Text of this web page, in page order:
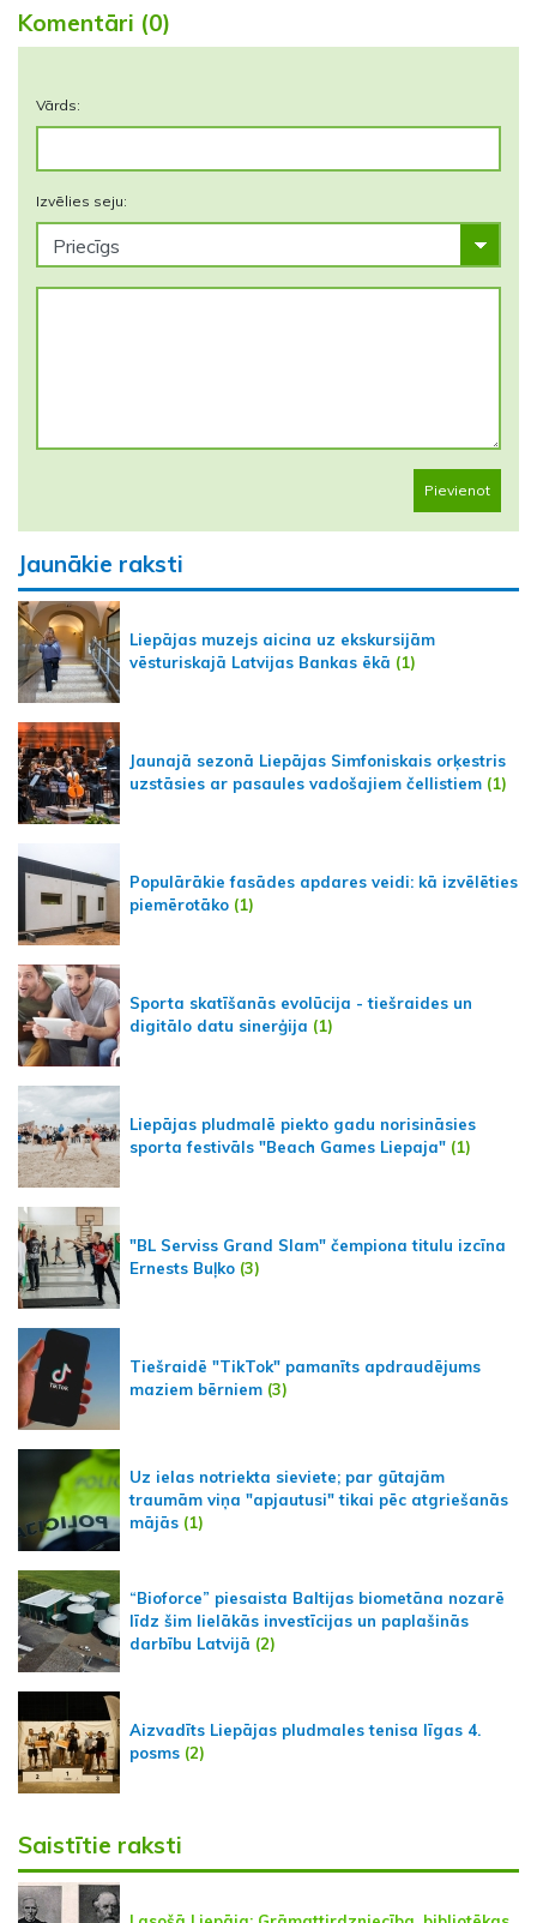
Komentāri (0)
Vārds:
Izvēlies seju:
Pievienot
Jaunākie raksti
Liepājas muzejs aicina uz ekskursijām
vēsturiskajā Latvijas Bankas ēkā (1)
Jaunajā sezonā Liepājas Simfoniskais orķestris
uzstāsies ar pasaules vadošajiem čellistiem (1)
Populārākie fasādes apdares veidi: kā izvēlēties
piemērotāko (1)
Sporta skatīšanās evolūcija - tiešraides un
digitālo datu sinerģija (1)
Liepājas pludmalē piekto gadu norisināsies
sporta festivāls "Beach Games Liepaja" (1)
"BL Serviss Grand Slam" čempiona titulu izcīna
Ernests Buļko (3)
Tiešraidē "TikTok" pamanīts apdraudējums
maziem bērniem (3)
Uz ielas notriekta sieviete; par gūtajām
traumām viņa "apjautusi" tikai pēc atgriešanās
mājās (1)
“Bioforce” piesaista Baltijas biometāna nozarē
līdz šim lielākās investīcijas un paplašinās
darbību Latvijā (2)
Aizvadīts Liepājas pludmales tenisa līgas 4.
posms (2)
Saistītie raksti